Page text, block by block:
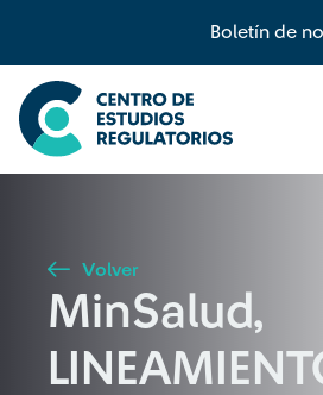
Boletín de
Búsqueda
Seleccione país
Buscar
Volver
MinSalud,